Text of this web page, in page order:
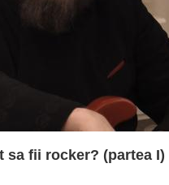
sa fii rocker? (partea I)